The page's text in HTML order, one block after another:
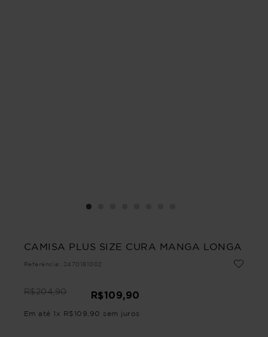
CAMISA PLUS SIZE CURA MANGA LONGA
Referência : 2470181002
R$204,90 R$109,90
Em até 1 x R$ 109 90 sem juros